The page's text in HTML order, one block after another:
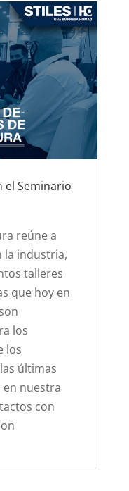
el Seminario
reúne a
la industria,
talleres
que hoy en
los
los
últimas
en nuestra
con